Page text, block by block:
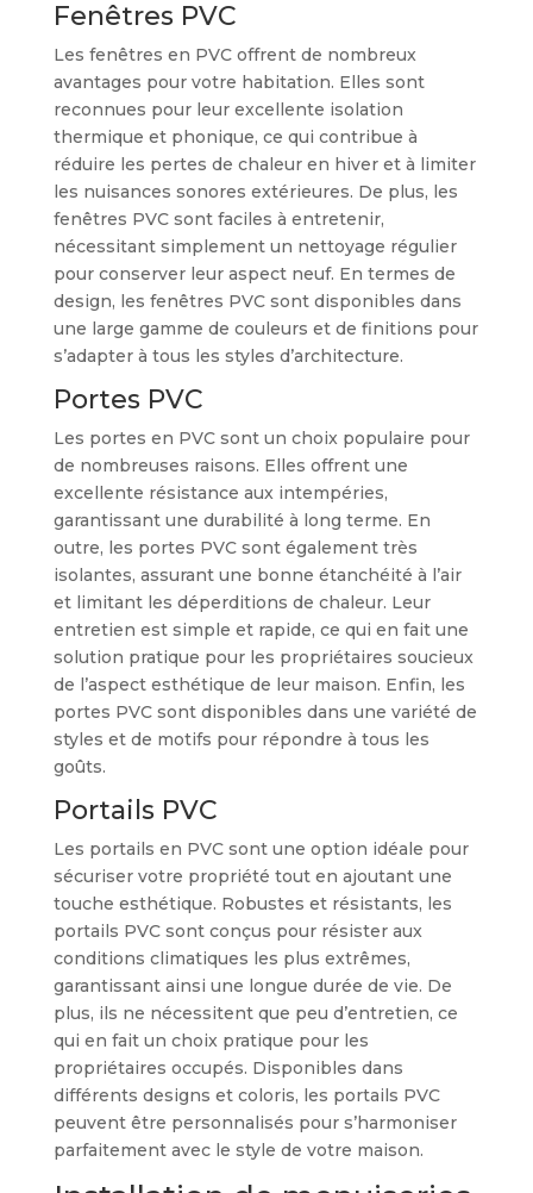
Fenêtres PVC
Les fenêtres en PVC offrent de nombreux
avantages pour votre habitation. Elles sont
reconnues pour leur excellente isolation
thermique et phonique, ce qui contribue à
réduire les pertes de chaleur en hiver et à limiter
les nuisances sonores extérieures. De plus, les
fenêtres PVC sont faciles à entretenir,
nécessitant simplement un nettoyage régulier
pour conserver leur aspect neuf. En termes de
design, les fenêtres PVC sont disponibles dans
une large gamme de couleurs et de finitions pour
s’adapter à tous les styles d’architecture.
Portes PVC
Les portes en PVC sont un choix populaire pour
de nombreuses raisons. Elles offrent une
excellente résistance aux intempéries,
garantissant une durabilité à long terme. En
outre, les portes PVC sont également très
isolantes, assurant une bonne étanchéité à l’air
et limitant les déperditions de chaleur. Leur
entretien est simple et rapide, ce qui en fait une
solution pratique pour les propriétaires soucieux
de l’aspect esthétique de leur maison. Enfin, les
portes PVC sont disponibles dans une variété de
styles et de motifs pour répondre à tous les
goûts.
Portails PVC
Les portails en PVC sont une option idéale pour
sécuriser votre propriété tout en ajoutant une
touche esthétique. Robustes et résistants, les
portails PVC sont conçus pour résister aux
conditions climatiques les plus extrêmes,
garantissant ainsi une longue durée de vie. De
plus, ils ne nécessitent que peu d’entretien, ce
qui en fait un choix pratique pour les
propriétaires occupés. Disponibles dans
différents designs et coloris, les portails PVC
peuvent être personnalisés pour s’harmoniser
parfaitement avec le style de votre maison.